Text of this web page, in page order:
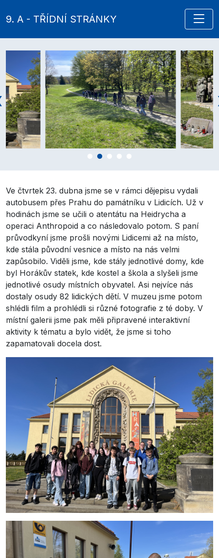
9. A - TŘÍDNÍ STRÁNKY
Ve čtvrtek 23. dubna jsme se v rámci dějepisu vydali
autobusem přes Prahu do památníku v Lidicích. Už v
hodinách jsme se učili o atentátu na Heidrycha a
operaci Anthropoid a co následovalo potom. S paní
průvodkyní jsme prošli novými Lidicemi až na místo,
kde stála původní vesnice a místo na nás velmi
zapůsobilo. Viděli jsme, kde stály jednotlivé domy, kde
byl Horákův statek, kde kostel a škola a slyšeli jsme
jednotlivé osudy místních obyvatel. Asi nejvíce nás
dostaly osudy 82 lidických dětí. V muzeu jsme potom
shlédli film a prohlédli si různé fotografie z té doby. V
místní galerii jsme pak měli připravené interaktivní
aktivity k tématu a bylo vidět, že jsme si toho
zapamatovali docela dost.